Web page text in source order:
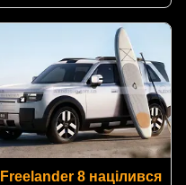
Freelander 8 націлився